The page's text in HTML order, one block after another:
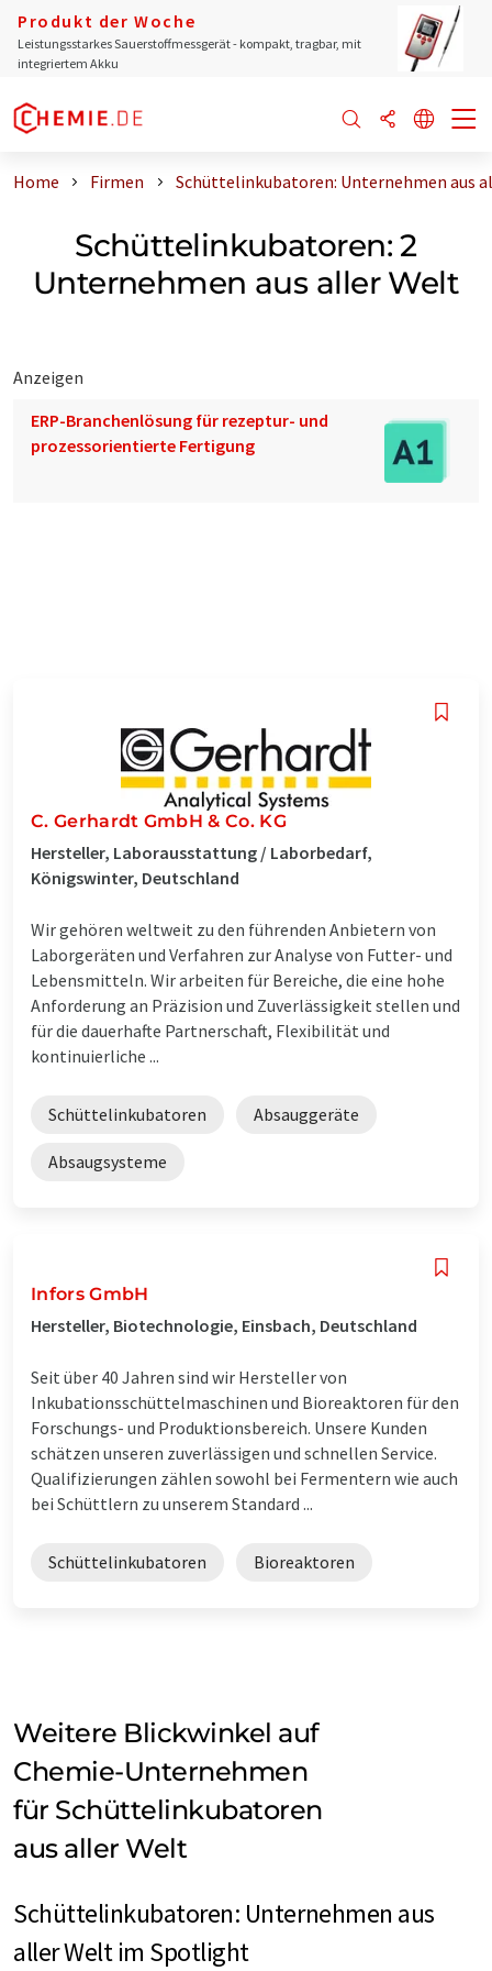
Produkt der Woche
Leistungsstarkes Sauerstoffmessgerät - kompakt, tragbar, mit
integriertem Akku
Home Firmen Schüttelinkubatoren: Unternehmen aus
Schüttelinkubatoren: 2
Unternehmen aus aller Welt
Anzeigen
ERP-Branchenlösung für rezeptur- und
prozessorientierte Fertigung
C. Gerhardt GmbH & Co. KG
Hersteller, Laborausstattung / Laborbedarf,
Königswinter, Deutschland
Wir gehören weltweit zu den führenden Anbietern von
Laborgeräten und Verfahren zur Analyse von Futter- und
Lebensmitteln. Wir arbeiten für Bereiche, die eine hohe
Anforderung an Präzision und Zuverlässigkeit stellen und
für die dauerhafte Partnerschaft, Flexibilität und
kontinuierliche ...
Schüttelinkubatoren Absauggeräte
Absaugsysteme
Infors GmbH
Hersteller, Biotechnologie, Einsbach, Deutschland
Seit über 40 Jahren sind wir Hersteller von
Inkubationsschüttelmaschinen und Bioreaktoren für den
Forschungs- und Produktionsbereich. Unsere Kunden
schätzen unseren zuverlässigen und schnellen Service.
Qualifizierungen zählen sowohl bei Fermentern wie auch
bei Schüttlern zu unserem Standard ...
Schüttelinkubatoren Bioreaktoren
Weitere Blickwinkel auf
Chemie-Unternehmen
für Schüttelinkubatoren
aus aller Welt
Schüttelinkubatoren: Unternehmen aus
aller Welt im Spotlight